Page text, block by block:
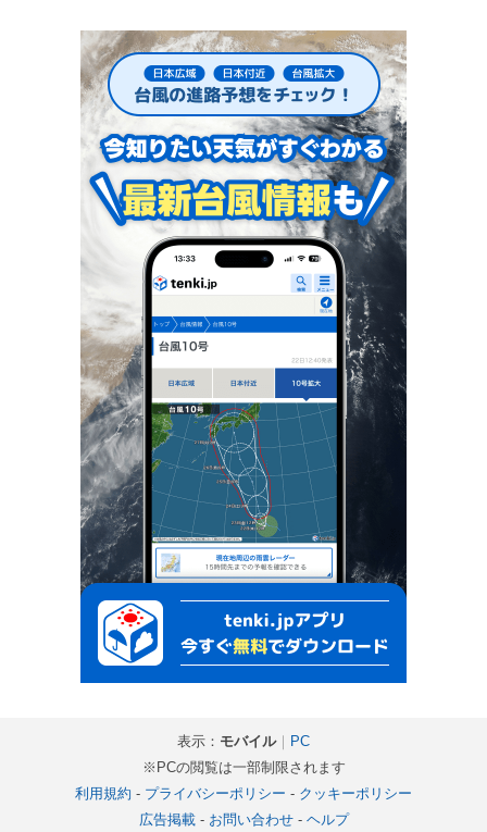
表示： モバイル｜ PC
※PCの閲覧は一部制限されます
利用規約 - プライバシーポリシー - クッキーポリシー
広告掲載- お問い合わせ- ヘルプ